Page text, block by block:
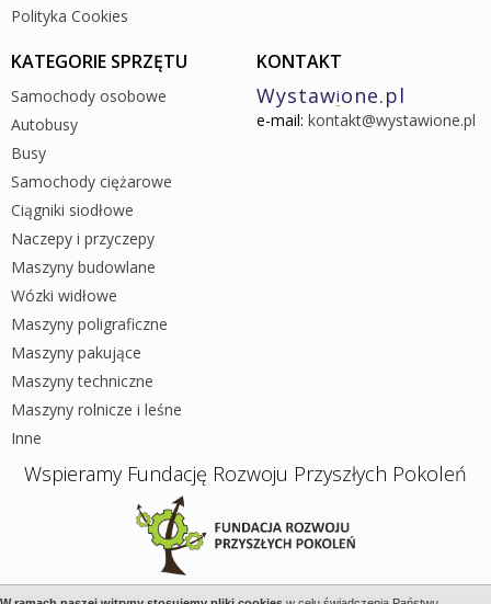
Polityka Cookies
KATEGORIE SPRZĘTU
Samochody osobowe
Autobusy
Busy
Samochody ciężarowe
Ciągniki siodłowe
Naczepy i przyczepy
Maszyny budowlane
Wózki widłowe
Maszyny poligraficzne
Maszyny pakujące
Maszyny techniczne
Maszyny rolnicze i leśne
Inne
KONTAKT
Wystawione.pl
e-mail: kontakt@wystawione.pl
Wspieramy Fundację Rozwoju Przyszłych Pokoleń